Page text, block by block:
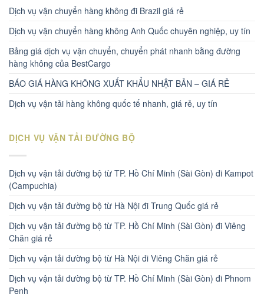
Dịch vụ vận chuyển hàng không đi Brazil giá rẻ
Dịch vụ vận chuyển hàng không Anh Quốc chuyên nghiệp, uy tín
Bảng giá dịch vụ vận chuyển, chuyển phát nhanh bằng đường
hàng không của BestCargo
BÁO GIÁ HÀNG KHÔNG XUẤT KHẨU NHẬT BẢN – GIÁ RẺ
Dịch vụ vận tải hàng không quốc tế nhanh, giá rẻ, uy tín
DỊCH VỤ VẬN TẢI ĐƯỜNG BỘ
Dịch vụ vận tải đường bộ từ TP. Hồ Chí Minh (Sài Gòn) đi Kampot
(Campuchia)
Dịch vụ vận tải đường bộ từ Hà Nội đi Trung Quốc giá rẻ
Dịch vụ vận tải đường bộ từ TP. Hồ Chí Minh (Sài Gòn) đi Viêng
Chăn giá rẻ
Dịch vụ vận tải đường bộ từ Hà Nội đi Viêng Chăn giá rẻ
Dịch vụ vận tải đường bộ từ TP. Hồ Chí Minh (Sài Gòn) đi Phnom
Penh